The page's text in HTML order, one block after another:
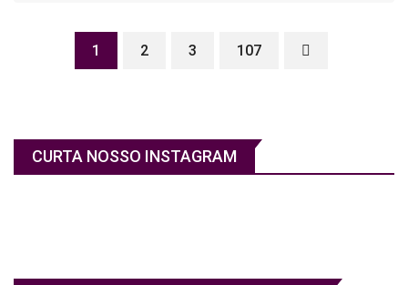
1 2 3 107
CURTA NOSSO INSTAGRAM